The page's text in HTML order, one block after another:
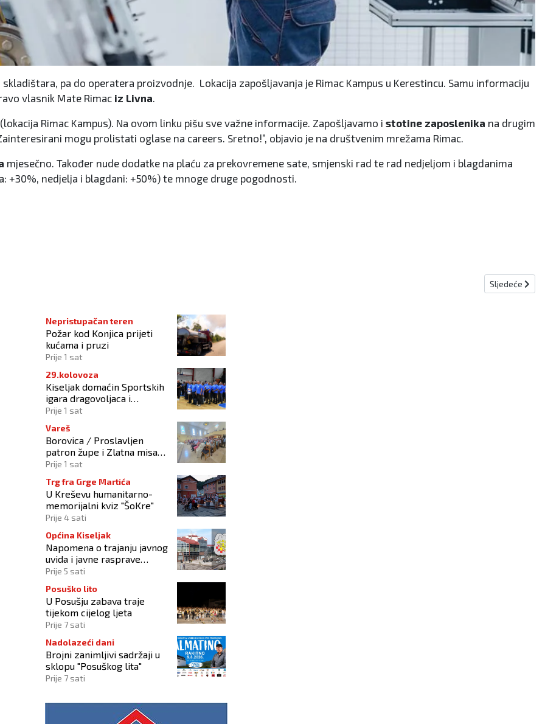
pa do operatera proizvodnje. Lokacija zapošljavanja je Rimac Kampus u Kerestincu. Samu informaciju
vlasnik Mate Rimac iz Livna
Rimac Kampus). Na ovom linku pišu sve važne informacije. Zapošljavamo i stotine zaposlenika na drugim
Zainteresirani mogu prolistati oglase na careers. Sretno!”, objavio je na društvenim mrežama Rimac.
mjesečno. Također nude dodatke na plaću za prekovremene sate, smjenski rad te rad nedjeljom i blagdanima
+30%, nedjelja i blagdani: +50%) te mnoge druge pogodnosti.
Sljedeći
Sljedeće
Nepristupačan teren
Požar kod Konjica prijeti
kućama i pruzi
Prije 1 sat
29.kolovoza
Kiseljak domaćin Sportskih
igara dragovoljaca i
veterana HVO-a ŽSB i Dana
Prije 1 sat
Vareš
Borovica / Proslavljen
patron župe i Zlatna misa
vlč. Mije Matoševića
Prije 1 sat
Trg fra Grge Martića
U Kreševu humanitarno-
memorijalni kviz "ŠoKre"
Prije 4 sati
Općina Kiseljak
Napomena o trajanju javnog
uvida i javne rasprave
rasprave o Nacrtu
Prije 5 sati
Posuško lito
U Posušju zabava traje
tijekom cijelog ljeta
Prije 7 sati
Nadolazeći dani
Brojni zanimljivi sadržaji u
sklopu "Posuškog lita"
Prije 7 sati